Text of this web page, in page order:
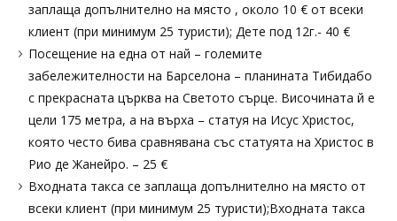
заплаща допълнително на място , около 10 € от всеки
клиент (при минимум 25 туристи); Дете под 12г.- 40 €
Посещение на една от най – големите
забележителности на Барселона – планината Тибидабо
с прекрасната църква на Светото сърце. Височината й е
цели 175 метра, а на върха – статуя на Исус Христос,
която често бива сравнявана със статуята на Христос в
Рио де Жанейро. – 25 €
Входната такса се заплаща допълнително на място от
всеки клиент (при минимум 25 туристи);Входната такса